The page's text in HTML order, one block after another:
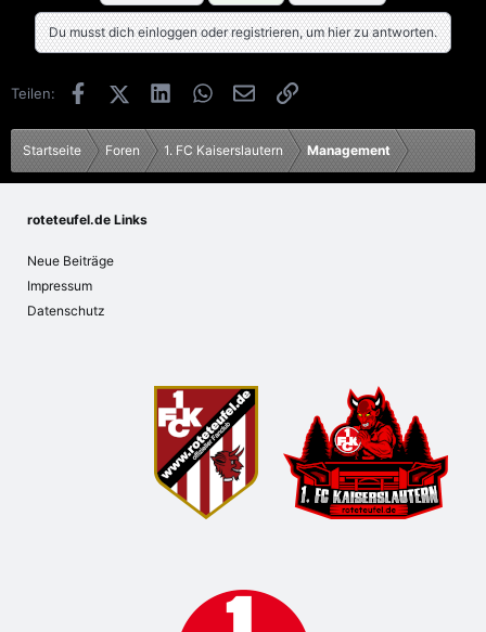
Du musst dich einloggen oder registrieren, um hier zu antworten.
Teilen: FacebookX (Twitter)LinkedInWhatsApp
E-MailLink
Startseite Foren 1. FC Kaiserslautern Management
roteteufel.de Links
Neue Beiträge
Impressum
Datenschutz